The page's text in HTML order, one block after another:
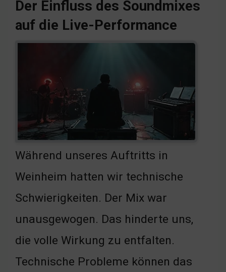
Der Einfluss des Soundmixes
auf die Live-Performance
Während unseres Auftritts in
Weinheim hatten wir technische
Schwierigkeiten. Der Mix war
unausgewogen. Das hinderte uns,
die volle Wirkung zu entfalten.
Technische Probleme können das